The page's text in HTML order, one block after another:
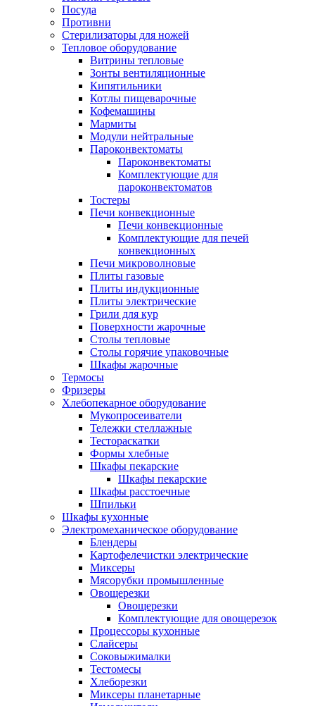
Посуда
Противни
Стерилизаторы для ножей
Тепловое оборудование
Витрины тепловые
Зонты вентиляционные
Кипятильники
Котлы пищеварочные
Кофемашины
Мармиты
Модули нейтральные
Пароконвектоматы
Пароконвектоматы
Комплектующие для
пароконвектоматов
Тостеры
Печи конвекционные
Печи конвекционные
Комплектующие для печей
конвекционных
Печи микроволновые
Плиты газовые
Плиты индукционные
Плиты электрические
Грили для кур
Поверхности жарочные
Столы тепловые
Столы горячие упаковочные
Шкафы жарочные
Термосы
Фризеры
Хлебопекарное оборудование
Мукопросеиватели
Тележки стеллажные
Тестораскатки
Формы хлебные
Шкафы пекарские
Шкафы пекарские
Шкафы расстоечные
Шпильки
Шкафы кухонные
Электромеханическое оборудование
Блендеры
Картофелечистки электрические
Миксеры
Мясорубки промышленные
Овощерезки
Овощерезки
Комплектующие для овощерезок
Процессоры кухонные
Слайсеры
Соковыжималки
Тестомесы
Хлеборезки
Миксеры планетарные